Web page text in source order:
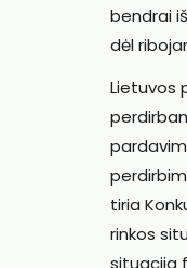
bendrai
dėl
Lietuvos
tiria
rinkos
situacija